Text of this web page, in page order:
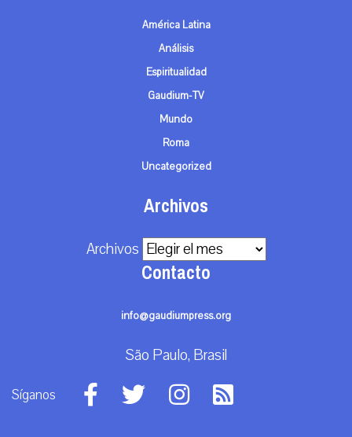
América Latina
Análisis
Espiritualidad
Gaudium-TV
Mundo
Roma
Uncategorized
Archivos
Archivos
Contacto
info@gaudiumpress.org
São Paulo, Brasil
Síganos